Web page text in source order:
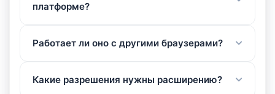
платформе?
Работает ли оно с другими браузерами?
Какие разрешения нужны расширению?